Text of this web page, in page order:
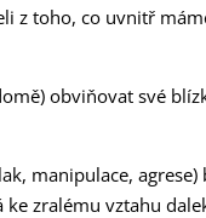
z toho, co uvnitř
obviňovat své
manipulace,
zralému vztahu